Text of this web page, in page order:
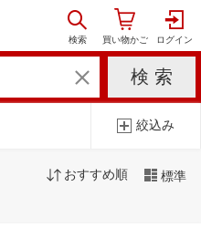
絞込み
おすすめ順 標準